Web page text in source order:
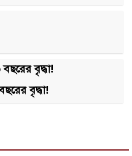
বৃদ্ধা!